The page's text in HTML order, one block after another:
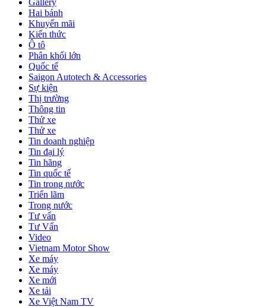
Hai bánh
Khuyến mãi
Kiến thức
Ô tô
Phân khối lớn
Quốc tế
Saigon Autotech & Accessories
Sự kiện
Thị trường
Thông tin
Thử xe
Thử xe
Tin doanh nghiệp
Tin đại lý
Tin hãng
Tin quốc tế
Tin trong nước
Triển lãm
Trong nước
Tư vấn
Tư Vấn
Video
Vietnam Motor Show
Xe máy
Xe máy
Xe mới
Xe tải
Xe Việt Nam TV